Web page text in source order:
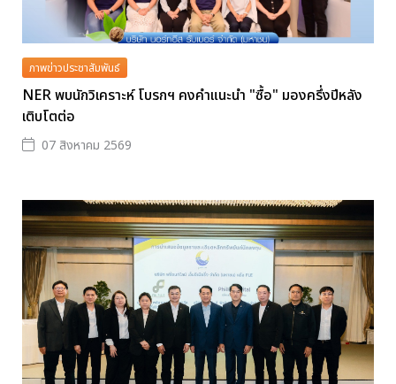
ภาพข่าวประชาสัมพันธ์
NER พบนักวิเคราะห์ โบรกฯ คงคำแนะนำ "ซื้อ" มองครึ่งปีหลัง
เติบโตต่อ
07 สิงหาคม 2569